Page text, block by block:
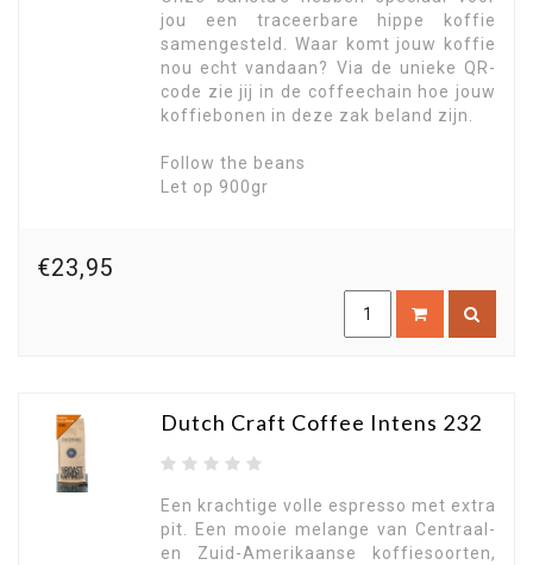
jou een traceerbare hippe koffie
samengesteld. Waar komt jouw koffie
nou echt vandaan? Via de unieke QR-
code zie jij in de coffeechain hoe jouw
koffiebonen in deze zak beland zijn.
Follow the beans
Let op 900gr
€23,95
Dutch Craft Coffee Intens 232
Een krachtige volle espresso met extra
pit. Een mooie melange van Centraal-
en Zuid-Amerikaanse koffiesoorten,